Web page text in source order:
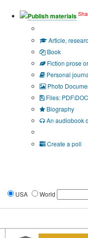
Publish materials
Article,
Book
Fiction prose
Personal
Photo
Files:
Biography
An audiobook
Create a poll
USA World